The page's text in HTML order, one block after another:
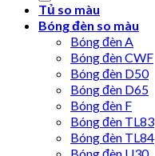
Tủ so màu
Bóng đèn so màu
Bóng đèn A
Bóng đèn CWF
Bóng đèn D50
Bóng đèn D65
Bóng đèn F
Bóng đèn TL83
Bóng đèn TL84
Bóng đèn U30